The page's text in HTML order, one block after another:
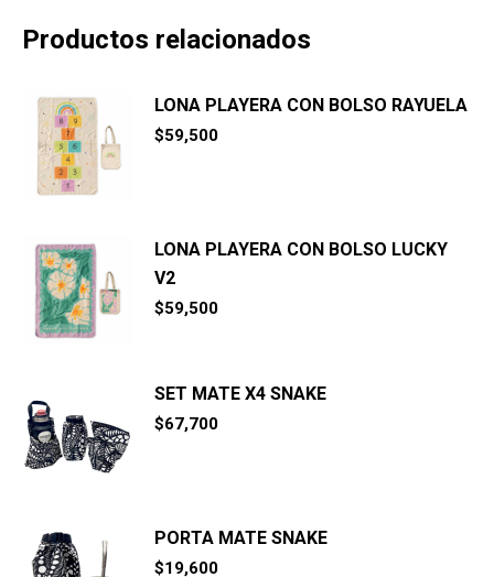
Productos relacionados
LONA PLAYERA CON BOLSO RAYUELA
$59,500
LONA PLAYERA CON BOLSO LUCKY
V2
$59,500
SET MATE X4 SNAKE
$67,700
PORTA MATE SNAKE
$19,600